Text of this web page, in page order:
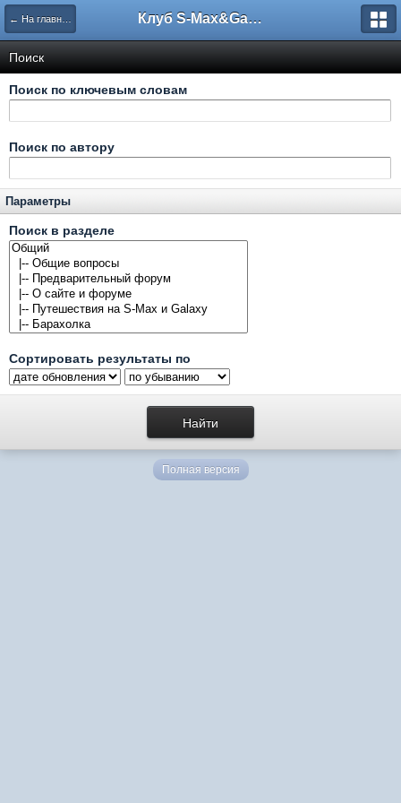
← На главную Клуб S-Max&Galaxy
Поиск
Поиск по ключевым словам
Поиск по автору
Параметры
Поиск в разделе
Сортировать результаты по
Полная версия